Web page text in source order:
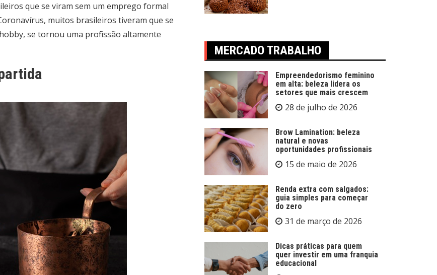
que se viram sem um emprego formal
muitos brasileiros tiveram que se
se tornou uma profissão altamente
MERCADO TRABALHO
Empreendedorismo feminino
em alta: beleza lidera os
setores que mais crescem
28 de julho de 2026
Brow Lamination: beleza
natural e novas
oportunidades profissionais
15 de maio de 2026
Renda extra com salgados:
guia simples para começar
do zero
31 de março de 2026
Dicas práticas para quem
quer investir em uma franquia
educacional